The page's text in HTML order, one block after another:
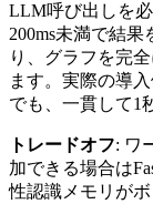
LLM呼び出しを
200ms未満で結
り、グラフを完
ます。実際の導
でも、一貫して1
トレードオフ: ワ
加できる場合は
性認識メモリが